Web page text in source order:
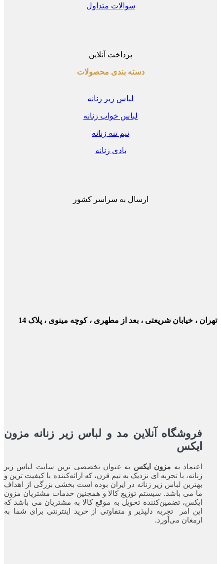
سوالات متداول
پرداخت آنلاین
دسته بندی محصولات
لباس زیر زنانه
لباس خواب زنانه
نیم تنه زنانه
بادی زنانه
ارسال به سراسر کشور
، خیابان شریعتی ، بعد از مطهری ، کوچه مینوی ، پلاک 14
فروشگاه آنلاین مد و لباس زیر زنانه مزون
ایکس
اعتماد بهمزون ایکس به عنوان تخصصی ترین سایت لباس زیر
زنانه، با تجربه ای نزدیک به نیم قرن، که ارائه‌کننده با کیفیت ترین و
بهترین لباس زیر زنانه در ایران بوده ‌است بخشی بزرگی از اهداف
ما می باشد. سیستم توزیع کالا و همچنین خدمات مشتریان مزون
ایکس، تضمین‌کننده‌ تحویل به موقع کالا به مشتریان می باشد که
این امر تجربه‌ دلپذیر و متفاوتی از خرید اینترنتی برای شما به
ارمغان می‌آورد.